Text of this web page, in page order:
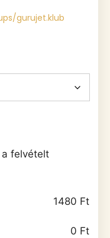
gurujet.klub
a felvételt
1480 Ft
0 Ft